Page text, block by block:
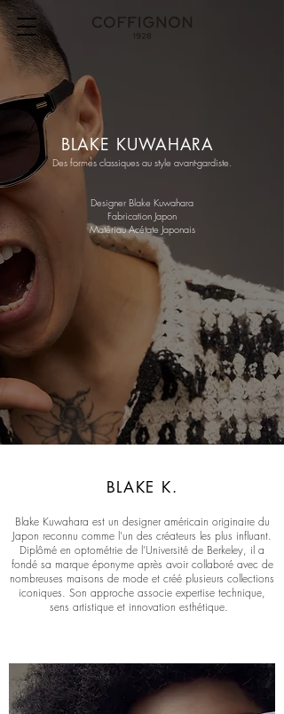
BLAKE KUWAHARA
Des formes classiques au style avant-gardiste.
Designer Blake Kuwahara
Fabrication Japon
Matériau Acétate Japonais
BLAKE K.
Blake Kuwahara est un designer américain originaire du
Japon reconnu comme l’un des créateurs les plus influant.
Diplômé en optométrie de l’Université de Berkeley, il a
fondé sa marque éponyme après avoir collaboré avec de
nombreuses maisons de mode et créé plusieurs collections
iconiques. Son approche associe expertise technique,
sens artistique et innovation esthétique.